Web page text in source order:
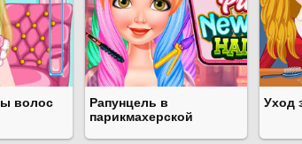
волос
Рапунцель в
парикмахерской
Уход